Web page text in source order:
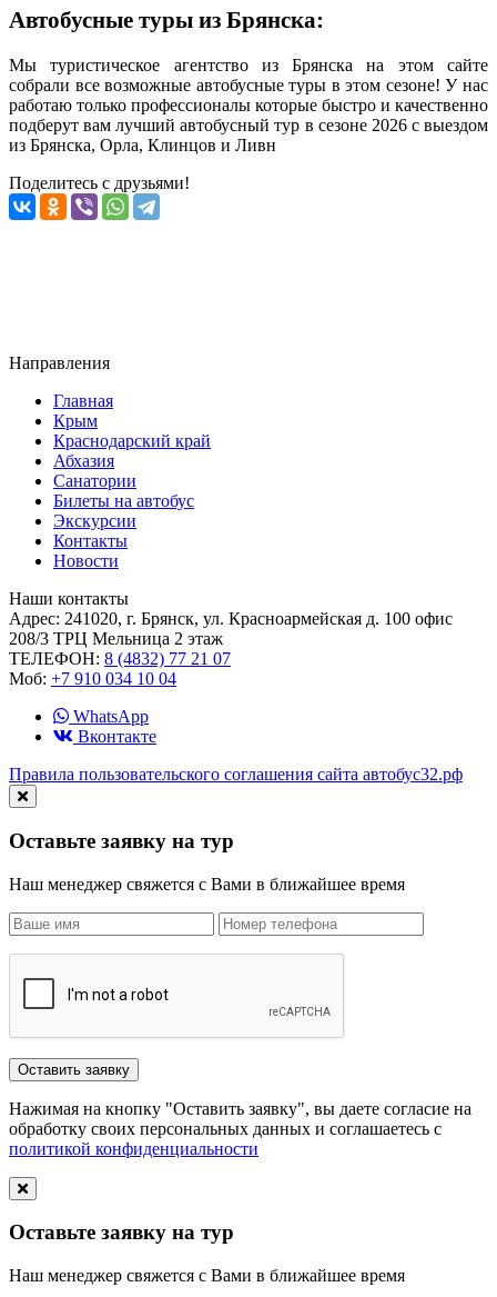
Автобусные туры из Брянска:
Мы туристическое агентство из Брянска на этом сайте
собрали все возможные автобусные туры в этом сезоне! У нас
работаю только профессионалы которые быстро и качественно
подберут вам лучший автобусный тур в сезоне 2026 с выездом
из Брянска, Орла, Клинцов и Ливн
Поделитесь с друзьями!
Направления
Главная
Крым
Краснодарский край
Абхазия
Санатории
Билеты на автобус
Экскурсии
Контакты
Новости
Наши контакты
Адрес: 241020, г. Брянск, ул. Красноармейская д. 100 офис
208/3 ТРЦ Мельница 2 этаж
ТЕЛЕФОН: 8 (4832) 77 21 07
Моб: +7 910 034 10 04
WhatsApp
Вконтакте
Правила пользовательского соглашения сайта автобус32.рф
Оставьте заявку на тур
Наш менеджер свяжется с Вами в ближайшее время
Нажимая на кнопку "Оставить заявку", вы даете согласие на
обработку своих персональных данных и соглашаетесь с
политикой конфиденциальности
Оставьте заявку на тур
Наш менеджер свяжется с Вами в ближайшее время